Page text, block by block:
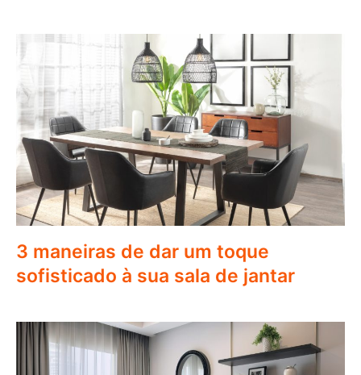
3 maneiras de dar um toque
sofisticado à sua sala de jantar